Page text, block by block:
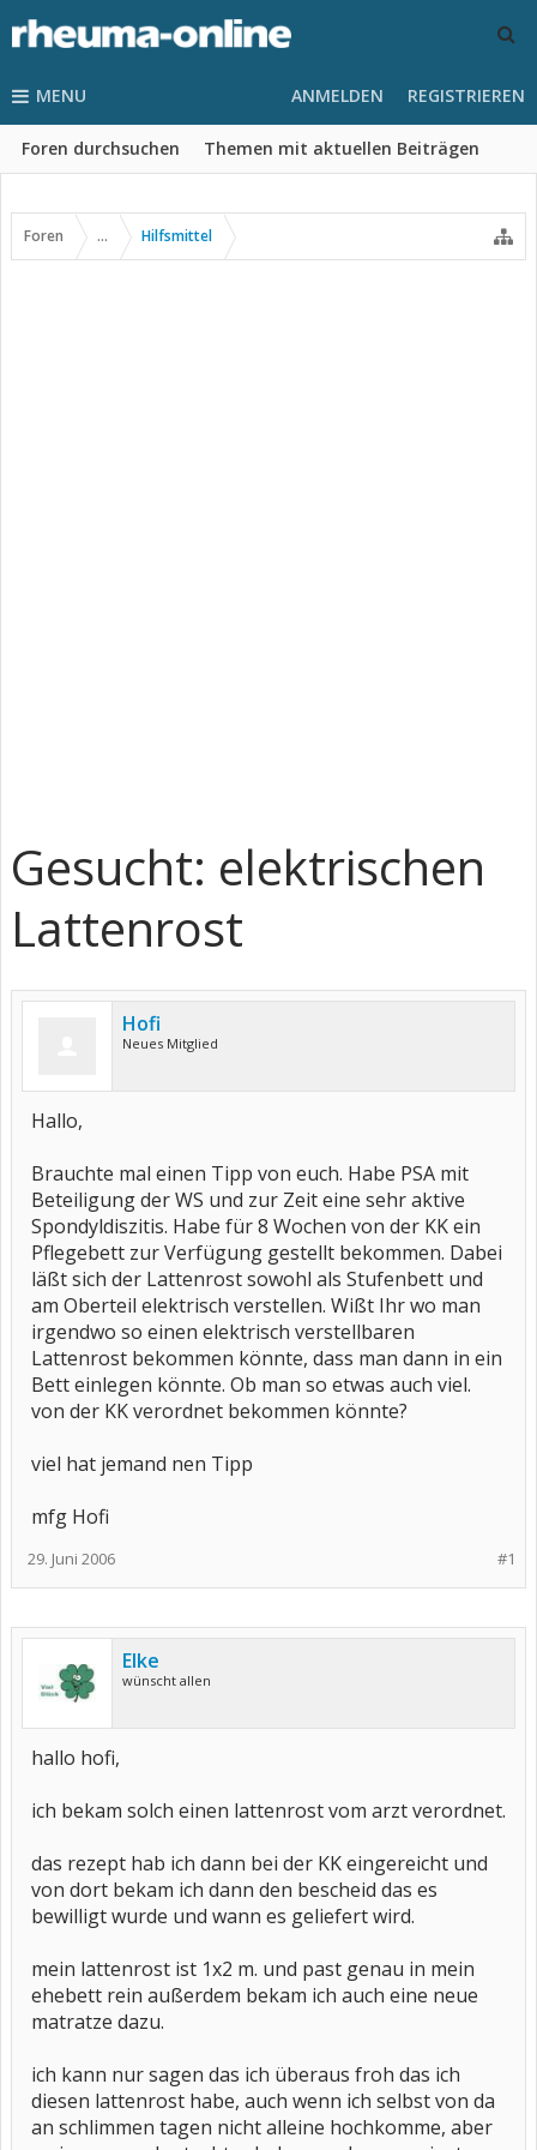
MENU
Foren durchsuchen Themen mit aktuellen Beiträgen
ANMELDEN REGISTRIEREN
Foren ... Hilfsmittel
Gesucht: elektrischen
Lattenrost
Hofi
Neues Mitglied
Hallo,
Brauchte mal einen Tipp von euch. Habe PSA mit
Beteiligung der WS und zur Zeit eine sehr aktive
Spondyldiszitis. Habe für 8 Wochen von der KK ein
Pflegebett zur Verfügung gestellt bekommen. Dabei
läßt sich der Lattenrost sowohl als Stufenbett und
am Oberteil elektrisch verstellen. Wißt Ihr wo man
irgendwo so einen elektrisch verstellbaren
Lattenrost bekommen könnte, dass man dann in ein
Bett einlegen könnte. Ob man so etwas auch viel.
von der KK verordnet bekommen könnte?
viel hat jemand nen Tipp
mfg Hofi
#1
29. Juni 2006
Elke
wünscht allen
hallo hofi,
ich bekam solch einen lattenrost vom arzt verordnet.
das rezept hab ich dann bei der KK eingereicht und
von dort bekam ich dann den bescheid das es
bewilligt wurde und wann es geliefert wird.
mein lattenrost ist 1x2 m. und past genau in mein
ehebett rein außerdem bekam ich auch eine neue
matratze dazu.
ich kann nur sagen das ich überaus froh das ich
diesen lattenrost habe, auch wenn ich selbst von da
an schlimmen tagen nicht alleine hochkomme, aber